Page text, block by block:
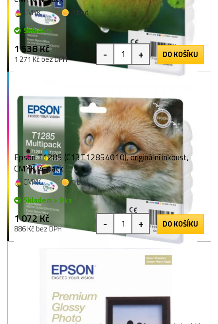
CMYK
1 bod
Skladem
1 538 Kč
1 271 Kč bez DPH - + DO KOŠÍKU
Epson T1285 (C13T12854010), originální inkoust,
CMYK, 4-pack
CMYK
1 bod
Skladem > 9 ks
1 072 Kč
886 Kč bez DPH - + DO KOŠÍKU